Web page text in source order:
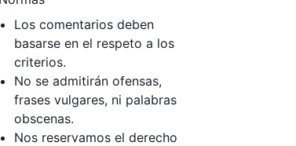
Los comentarios deben
basarse en el respeto a los
criterios.
No se admitirán ofensas,
frases vulgares, ni palabras
obscenas.
Nos reservamos el derecho